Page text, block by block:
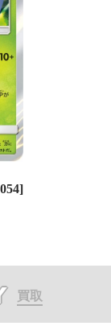
買取